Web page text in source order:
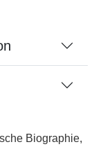
Biographie,